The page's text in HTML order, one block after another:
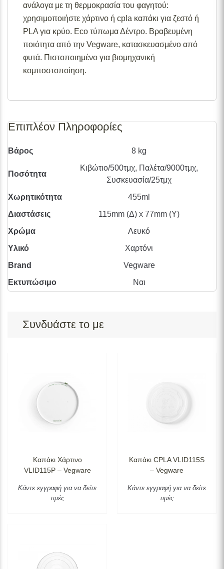
διαθεσιμότητες προϊόντων, παρακαλούμε επικοινωνήστε
μαζί μας στο info@skgecoshop.comή στο2315 005
998
ανάλογα με τη θερμοκρασία του φαγητού:
χρησιμοποιήστε χάρτινο ή cpla καπάκι για ζεστό ή
PLA για κρύο. Eco τύπωμα Δέντρο. Βραβευμένη
ποιότητα από την Vegware, κατασκευασμένο από
φυτά. Πιστοποιημένο για βιομηχανική
κομποστοποίηση.
Επιπλέον Πληροφορίες
Βάρος 8 kg
Ποσότητα
Κιβώτιο/500τμχ, Παλέτα/9000τμχ,
Συσκευασία/25τμχ
Χωρητικότητα
455ml
Διαστάσεις
115mm (Δ) x 77mm (Υ)
Χρώμα
Λευκό
Υλικό
Χαρτόνι
Brand
Vegware
Εκτυπώσιμο
Ναι
Συνδυάστε το με
Καπάκι Χάρτινο
VLID115P – Vegware
Κάντε εγγραφή για να δείτε
τιμές
Καπάκι CPLA VLID115S
– Vegware
Κάντε εγγραφή για να δείτε
τιμές